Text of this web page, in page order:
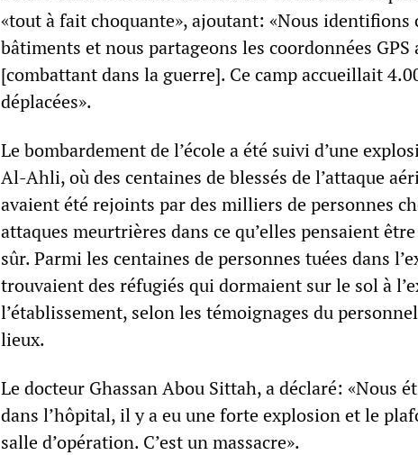
«tout à fait choquante», ajoutant: «Nous identifions
bâtiments et nous partageons les coordonnées GPS
[combattant dans la guerre]. Ce camp accueillait
déplacées».
Le bombardement de l’école a été suivi d’une
Al-Ahli, où des centaines de blessés de l’attaque
avaient été rejoints par des milliers de personnes
attaques meurtrières dans ce qu’elles pensaient
sûr. Parmi les centaines de personnes tuées dans
trouvaient des réfugiés qui dormaient sur le sol à
l’établissement, selon les témoignages du
lieux.
Le docteur Ghassan Abou Sittah, a déclaré: «Nous
dans l’hôpital, il y a eu une forte explosion et le
salle d’opération. C’est un massacre».